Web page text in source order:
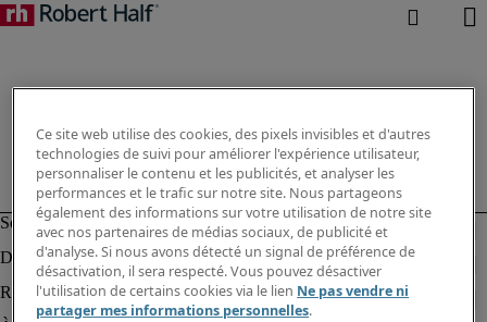
Ce site web utilise des cookies, des pixels invisibles et d'autres
technologies de suivi pour améliorer l'expérience utilisateur,
personnaliser le contenu et les publicités, et analyser les
performances et le trafic sur notre site. Nous partageons
également des informations sur votre utilisation de notre site
avec nos partenaires de médias sociaux, de publicité et
d'analyse. Si nous avons détecté un signal de préférence de
désactivation, il sera respecté. Vous pouvez désactiver
l'utilisation de certains cookies via le lien Ne pas vendre ni
partager mes informations personnelles.